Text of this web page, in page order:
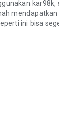
kar98k,
ini bisa